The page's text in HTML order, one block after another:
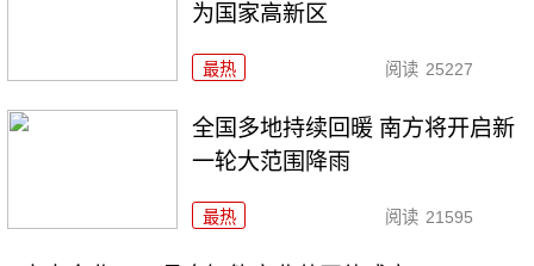
为国家高新区
最热 阅读 25227
全国多地持续回暖 南方将开启新
一轮大范围降雨
最热 阅读 21595